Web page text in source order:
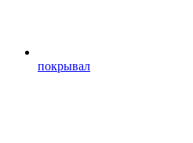
покрывал